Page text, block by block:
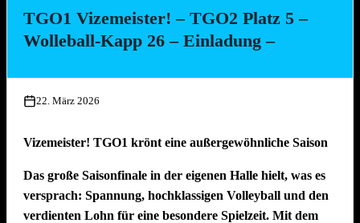
TGO1 Vizemeister! – TGO2 Platz 5 –
Wolleball-Kapp 26 – Einladung –
22. März 2026
Vizemeister! TGO1 krönt eine außergewöhnliche Saison
Das große Saisonfinale in der eigenen Halle hielt, was es
versprach: Spannung, hochklassigen Volleyball und den
verdienten Lohn für eine besondere Spielzeit. Mit dem